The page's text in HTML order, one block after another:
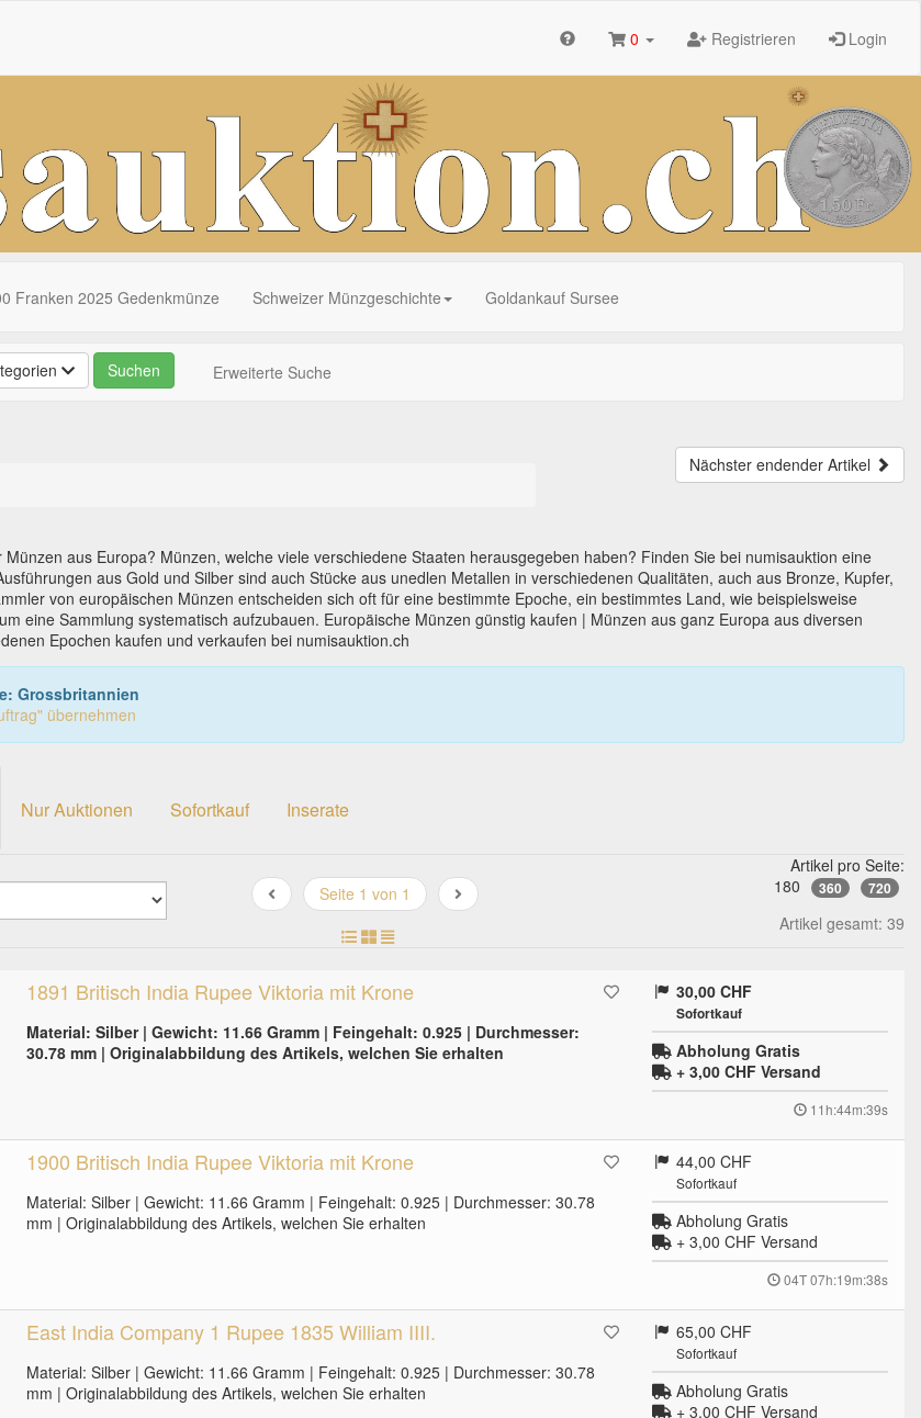
0 Registrieren Login
Franken 2025 Gedenkmünze Schweizer Münzgeschichte Goldankauf Sursee
Erweiterte Suche
Nächster endender Artikel
aus Europa? Münzen, welche viele verschiedene Staaten herausgegeben haben? Finden Sie bei numisauktion eine
aus Gold und Silber sind auch Stücke aus unedlen Metallen in verschiedenen Qualitäten, auch aus Bronze, Kupfer,
von europäischen Münzen entscheiden sich oft für eine bestimmte Epoche, ein bestimmtes Land, wie beispielsweise
eine Sammlung systematisch aufzubauen. Europäische Münzen günstig kaufen | Münzen aus ganz Europa aus diversen
Epochen kaufen und verkaufen bei numisauktion.ch
Grossbritannien
übernehmen
Nur Auktionen Sofortkauf Inserate
Seite 1 von 1
Artikel pro Seite:
180
360 720
Artikel gesamt: 39
1891 Britisch India Rupee Viktoria mit Krone
Material: Silber | Gewicht: 11.66 Gramm | Feingehalt: 0.925 | Durchmesser:
30.78 mm | Originalabbildung des Artikels, welchen Sie erhalten
30,00 CHF
Sofortkauf
Abholung Gratis
+ 3,00 CHFVersand
11h:44m:38s
1900 Britisch India Rupee Viktoria mit Krone
Material: Silber | Gewicht: 11.66 Gramm | Feingehalt: 0.925 | Durchmesser: 30.78
mm | Originalabbildung des Artikels, welchen Sie erhalten
44,00 CHF
Sofortkauf
Abholung Gratis
+ 3,00 CHFVersand
04T 07h:19m:37s
East India Company 1 Rupee 1835 William IIII.
Material: Silber | Gewicht: 11.66 Gramm | Feingehalt: 0.925 | Durchmesser: 30.78
mm | Originalabbildung des Artikels, welchen Sie erhalten
65,00 CHF
Sofortkauf
Abholung Gratis
+ 3,00 CHFVersand